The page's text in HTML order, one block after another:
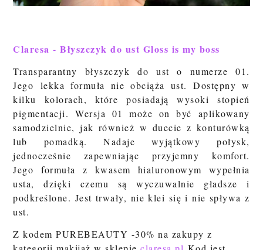
Claresa - Błyszczyk do ust Gloss is my boss
Transparantny błyszczyk do ust o numerze 01.
Jego lekka formuła nie obciąża ust. Dostępny w
kilku kolorach, które posiadają wysoki stopień
pigmentacji. Wersja 01 może on być aplikowany
samodzielnie, jak również w duecie z konturówką
lub pomadką. Nadaje wyjątkowy połysk,
jednocześnie zapewniając przyjemny komfort.
Jego formuła z kwasem hialuronowym wypełnia
usta, dzięki czemu są wyczuwalnie gładsze i
podkreślone. Jest trwały, nie klei się i nie spływa z
ust.
Z kodem PUREBEAUTY -30% na zakupy z